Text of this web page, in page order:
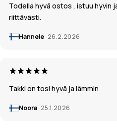
Todella hyvä ostos , istuu hyvin
riittävästi.
Hannele 26.2.2026
Takki on tosi hyvä ja lämmin
Noora 25.1.2026